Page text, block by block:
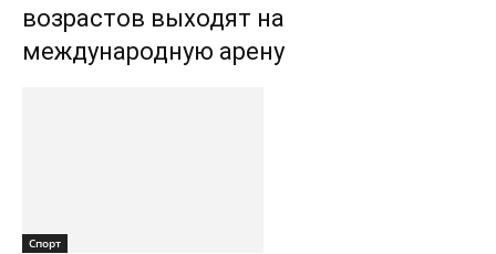
возрастов выходят на
международную арену
Спорт